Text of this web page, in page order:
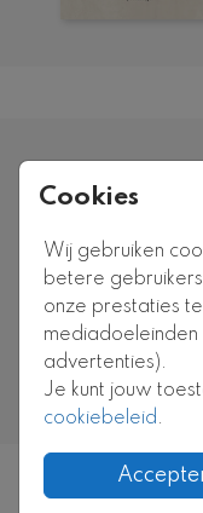
Cookies
Wij gebruiken
betere
onze prestaties
advertenties).
Je kunt jouw
cookiebeleid.
ROSÉGOUDFOLIE